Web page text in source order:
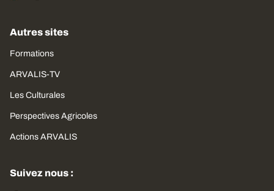
Autres sites
Formations
ARVALIS-TV
Les Culturales
Perspectives Agricoles
Actions ARVALIS
Suivez nous :